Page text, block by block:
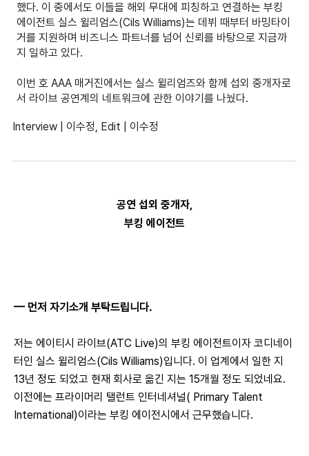
했다. 이 중에서도 이들을 해외 무대에 피칭하고 연결하는 부킹
에이전트 실스 윌리엄스(Cils Williams)는 데뷔 때부터 바밍타이
거를 지원하며 비즈니스 파트너를 넘어 신뢰를 바탕으로 지금까
지 일하고 있다.
이번 호 AAA 매거진에서는 실스 윌리엄즈와 함께 섭외 중개자로
서 라이브 공연계의 네트워크에 관한 이야기를 나눴다.
Interview | 이수정, Edit | 이수정
공연 섭외 중개자,
부킹 에이전트
— 먼저 자기소개 부탁드립니다.
저는 에이티시 라이브(ATC Live)의 부킹 에이전트이자 코디네이
터인 실스 윌리엄스(Cils Williams)입니다. 이 업계에서 일한 지
13년 정도 되었고 현재 회사로 옮긴 지는 15개월 정도 되었네요.
이전에는 프라이머리 탤런트 인터네셔널( Primary Talent
International)이라는 부킹 에이전시에서 근무했습니다.